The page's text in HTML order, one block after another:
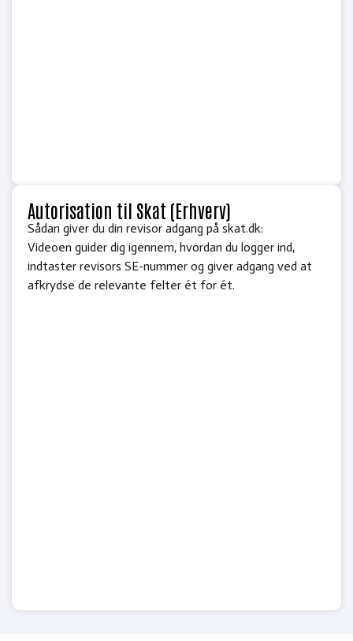
Autorisation til Skat (Erhverv)
Sådan giver du din revisor adgang på skat.dk:
Videoen guider dig igennem, hvordan du logger ind,
indtaster revisors SE-nummer og giver adgang ved at
afkrydse de relevante felter ét for ét.